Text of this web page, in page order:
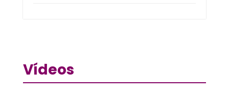
Vídeos